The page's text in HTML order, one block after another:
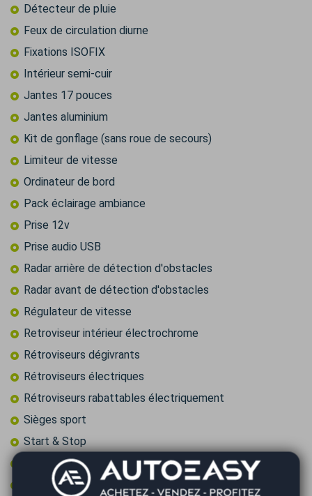
Détecteur de pluie
Feux de circulation diurne
Fixations ISOFIX
Intérieur semi-cuir
Jantes 17 pouces
Jantes aluminium
Kit de gonflage (sans roue de secours)
Limiteur de vitesse
Ordinateur de bord
Pack éclairage ambiance
Prise 12v
Prise audio USB
Radar arrière de détection d'obstacles
Radar avant de détection d'obstacles
Régulateur de vitesse
Retroviseur intérieur électrochrome
Rétroviseurs dégivrants
Rétroviseurs électriques
Rétroviseurs rabattables électriquement
Sièges sport
Start & Stop
Toit ouvrant panoramique
Type Essieu 4x2